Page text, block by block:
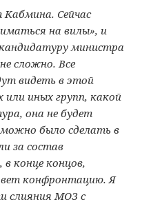
Сейчас
на вилы», и
министра
сложно. Все
видеть в этой
иных групп, какой
она не будет
было сделать в
за состав
в конце концов,
конфронтацию. Я
слияния МОЗ с